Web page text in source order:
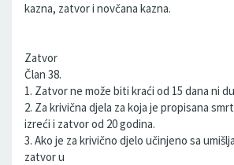
kazna, zatvor i novčana kazna.
Zatvor
Član 38.
1. Zatvor ne može biti kraći od 15 dana ni
2. Za krivična djela za koja je propisana
izreći i zatvor od 20 godina.
3. Ako je za krivično djelo učinjeno sa
zatvor u